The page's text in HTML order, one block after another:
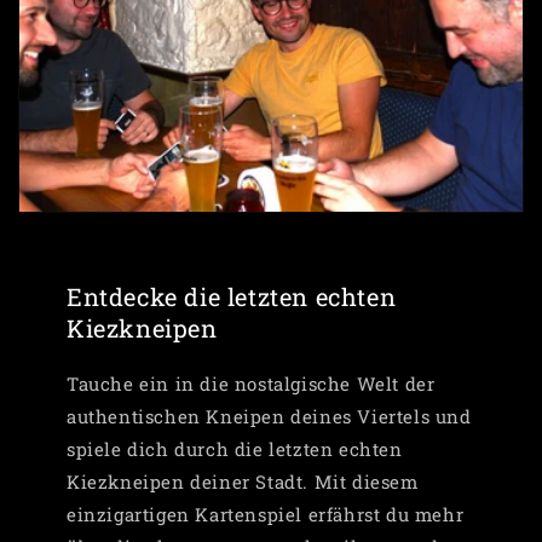
Entdecke die letzten echten
Kiezkneipen
Tauche ein in die nostalgische Welt der
authentischen Kneipen deines Viertels und
spiele dich durch die letzten echten
Kiezkneipen deiner Stadt. Mit diesem
einzigartigen Kartenspiel erfährst du mehr